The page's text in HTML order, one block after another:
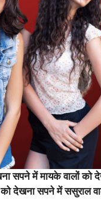
सपने में मायके वालों
को देखना सपने में ससुराल